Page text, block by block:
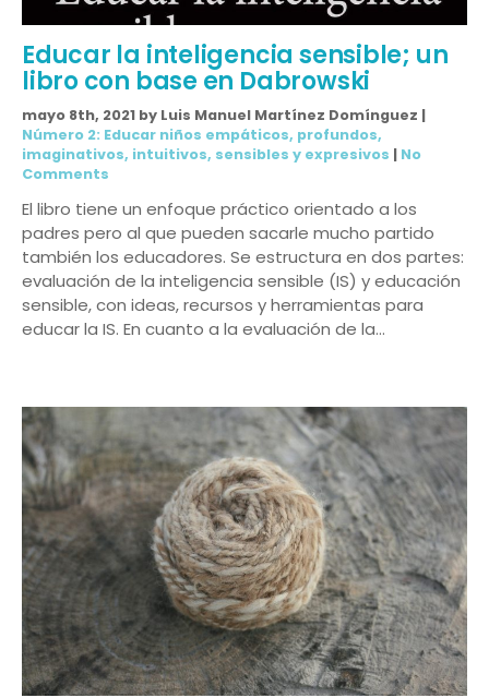
Educar la inteligencia sensible; un
libro con base en Dabrowski
mayo 8th, 2021 by Luis Manuel Martínez Domínguez |
Número 2: Educar niños empáticos, profundos,
imaginativos, intuitivos, sensibles y expresivos | No
Comments
El libro tiene un enfoque práctico orientado a los
padres pero al que pueden sacarle mucho partido
también los educadores. Se estructura en dos partes:
evaluación de la inteligencia sensible (IS) y educación
sensible, con ideas, recursos y herramientas para
educar la IS. En cuanto a la evaluación de la…